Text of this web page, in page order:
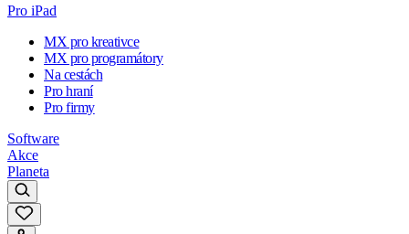
Pro iPad
MX pro kreativce
MX pro programátory
Na cestách
Pro hraní
Pro firmy
Software
Akce
Planeta